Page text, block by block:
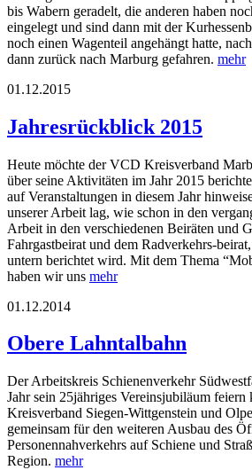
bis Wabern geradelt, die anderen haben
eingelegt und sind dann mit der
noch einen Wagenteil angehängt hatte,
dann zurück nach Marburg gefahren. mehr
01.12.2015
Jahresrückblick 2015
Heute möchte der VCD Kreisverband
über seine Aktivitäten im Jahr 2015
auf Veranstaltungen in diesem Jahr
unserer Arbeit lag, wie schon in den
Arbeit in den verschiedenen Beiräten und
Fahrgastbeirat und dem Radverkehrs-
untern berichtet wird. Mit dem Thema
haben wir uns mehr
01.12.2014
Obere Lahntalbahn
Der Arbeitskreis Schienenverkehr
Jahr sein 25jähriges Vereinsjubiläum
Kreisverband Siegen-Wittgenstein und
gemein­sam für den weiteren Ausbau des
Personennahverkehrs auf Schiene und
Region. mehr